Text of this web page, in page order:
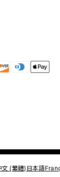
文 (繁體)日本語